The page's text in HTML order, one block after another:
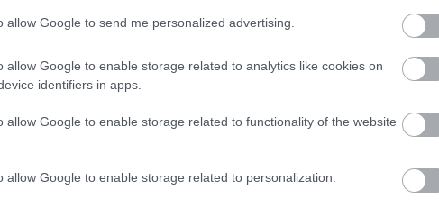
allow Google to send me personalized advertising.
allow Google to enable storage related to analytics like cookies on
identifiers in apps.
allow Google to enable storage related to functionality of the website
allow Google to enable storage related to personalization.
γκολ, όλα